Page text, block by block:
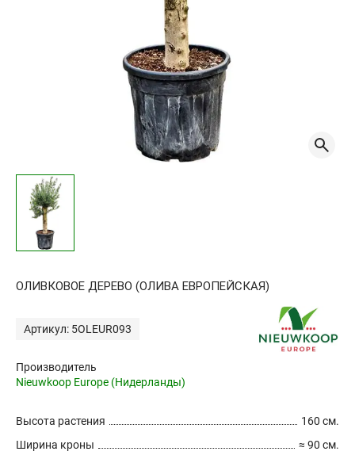
ОЛИВКОВОЕ ДЕРЕВО (ОЛИВА ЕВРОПЕЙСКАЯ)
Артикул: 5OLEUR093
Производитель
Nieuwkoop Europe (Нидерланды)
160 см.
Высота растения
≈ 90 см.
Ширина кроны